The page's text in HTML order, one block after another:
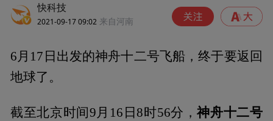
快科技
2021-09-17 09:02 来自河南
6月17日出发的神舟十二号飞船，终于要返回
地球了。
截至北京时间9月16日8时56分，神舟十二号